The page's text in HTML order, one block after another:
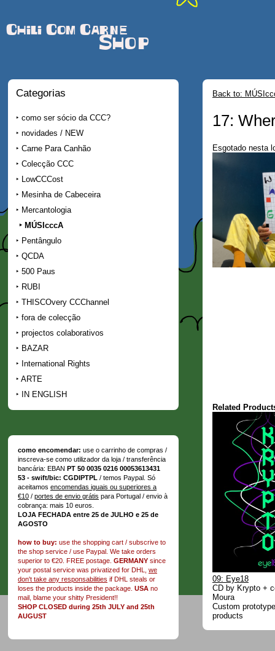
Chili Com Carne
Shop
Categorias
como ser sócio da CCC?
novidades / NEW
Carne Para Canhão
Colecção CCC
LowCCCost
Mesinha de Cabeceira
Mercantologia
MÚSIcccA
Pentângulo
QCDA
500 Paus
RUBI
THISCOvery CCChannel
fora de colecção
projectos colaborativos
BAZAR
International Rights
ARTE
IN ENGLISH
como encomendar: use o carrinho de compras /
inscreva-se como utilizador da loja / transferência
bancária: EBAN PT 50 0035 0216 00053613431
53 - swift/bic: CGDIPTPL / temos Paypal. Só
aceitamos encomendas iguais ou superiores a
€10 / portes de envio grátis para Portugal / envio à
cobrança: mais 10 euros.
LOJA FECHADA entre 25 de JULHO e 25 de
AGOSTO
how to buy: use the shopping cart / subscrive to
the shop service / use Paypal. We take orders
superior to €20. FREE postage. GERMANY since
your postal service was privatized for DHL, we
don't take any responsabilities if DHL steals or
loses the products inside the package. USA no
mail, blame your shitty President!!
SHOP CLOSED during 25th JULY and 25th
AUGUST
Back to:
17:
Esgotado nesta
Related
09: Eye18
CD by Krypto +
Moura
Custom
products